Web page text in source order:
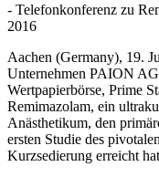
- Telefonkonferenz zu
2016
Aachen (Germany), 19.
Unternehmen PAION
Wertpapierbörse, Prime
Remimazolam, ein
Anästhetikum, den
ersten Studie des
Kurzsedierung erreicht